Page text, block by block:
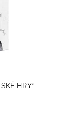
HRY*